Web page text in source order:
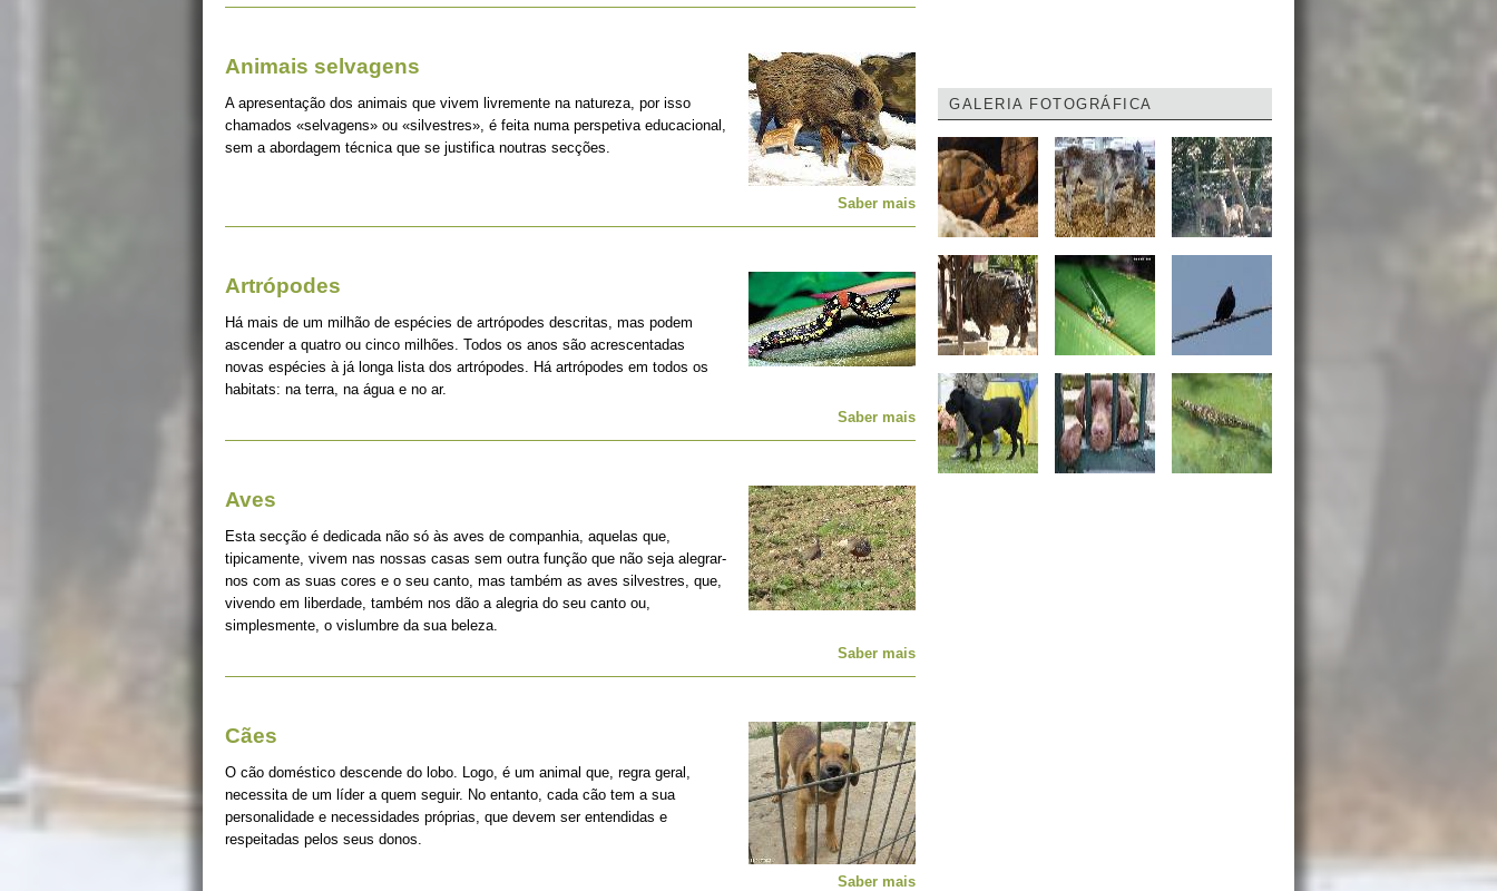
Animais selvagens
A apresentação dos animais que vivem livremente na natureza, por isso
chamados «selvagens» ou «silvestres», é feita numa perspetiva educacional,
sem a abordagem técnica que se justifica noutras secções.
Saber mais
Artrópodes
Há mais de um milhão de espécies de artrópodes descritas, mas podem
ascender a quatro ou cinco milhões. Todos os anos são acrescentadas
novas espécies à já longa lista dos artrópodes. Há artrópodes em todos os
habitats: na terra, na água e no ar.
Saber mais
Aves
Esta secção é dedicada não só às aves de companhia, aquelas que,
tipicamente, vivem nas nossas casas sem outra função que não seja alegrar-
nos com as suas cores e o seu canto, mas também as aves silvestres, que,
vivendo em liberdade, também nos dão a alegria do seu canto ou,
simplesmente, o vislumbre da sua beleza.
Saber mais
Cães
O cão doméstico descende do lobo. Logo, é um animal que, regra geral,
necessita de um líder a quem seguir. No entanto, cada cão tem a sua
personalidade e necessidades próprias, que devem ser entendidas e
respeitadas pelos seus donos.
Saber mais
GALERIA FOTOGRÁFICA